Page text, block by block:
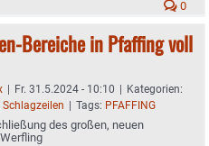
0
Bereiche in Pfaffing voll
| Fr. 31.5.2024 - 10:10 | Kategorien:
Schlagzeilen | Tags: PFAFFING
des großen, neuen